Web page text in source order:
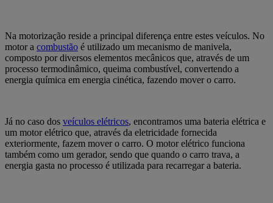
Na motorização reside a principal diferença entre estes veículos. No
motor a combustão é utilizado um mecanismo de manivela,
composto por diversos elementos mecânicos que, através de um
processo termodinâmico, queima combustível, convertendo a
energia química em energia cinética, fazendo mover o carro.
Já no caso dos veículos elétricos, encontramos uma bateria elétrica e
um motor elétrico que, através da eletricidade fornecida
exteriormente, fazem mover o carro. O motor elétrico funciona
também como um gerador, sendo que quando o carro trava, a
energia gasta no processo é utilizada para recarregar a bateria.